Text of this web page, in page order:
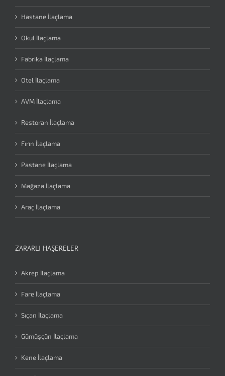
Hastane İlaçlama
Okul İlaçlama
Fabrika İlaçlama
Otel İlaçlama
AVM İlaçlama
Restoran İlaçlama
Fırın İlaçlama
Pastane İlaçlama
Mağaza İlaçlama
Araç İlaçlama
ZARARLI HAŞERELER
Akrep İlaçlama
Fare İlaçlama
Sıçan İlaçlama
Gümüşçün İlaçlama
Kene İlaçlama